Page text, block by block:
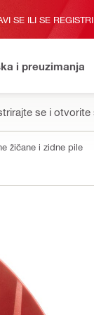
SE ILI SE
i preuzimanja
se i otvorite
žičane i zidne pile